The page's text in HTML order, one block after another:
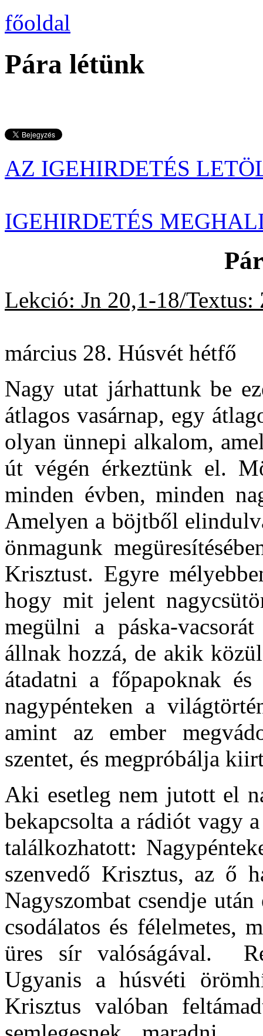
főoldal
Pára létünk
AZ IGEHIRDETÉS
IGEHIRDETÉS
Lekció: Jn 20,1-18/Textus:
március 28. Húsvét hétfő
Nagy utat járhattunk be
átlagos vasárnap, egy
olyan ünnepi alkalom,
út végén érkeztünk el.
minden évben, minden
Amelyen a böjtből
önmagunk
Krisztust. Egyre
hogy mit jelent
megülni a páska-
állnak hozzá, de akik
átadatni a főpapoknak
nagypénteken a
amint az ember
szentet, és megpróbálja
Aki esetleg nem jutott el
bekapcsolta a rádiót vagy
találkozhatott:
szenvedő Krisztus, az ő
Nagyszombat csendje
csodálatos és félelmetes,
üres sír valóságával.
Ugyanis a húsvéti
Krisztus valóban